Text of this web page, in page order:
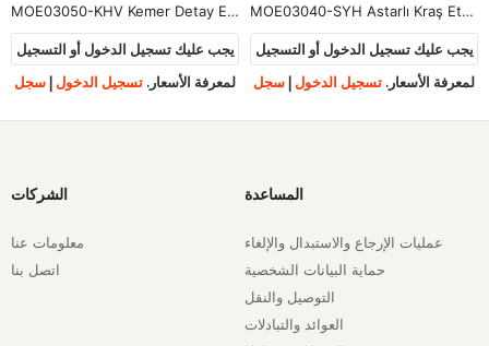
MOE03050-KHV Kemer Detay Etek-Kahve
يجب عليك تسجيل الدخول أو التسجيل
لمعرفة الأسعار. تسجيل الدخول | سجل
MOE03040-SYH Astarlı Kraş Etek-Siyah
يجب عليك تسجيل الدخول أو التسجيل
لمعرفة الأسعار. تسجيل الدخول | سجل
الشركات
معلومات عنا
اتصل بنا
المساعدة
عمليات الإرجاع والاستبدال والإلغاء
حماية البيانات الشخصية
التوصيل والنقل
العوائد والتبادلات